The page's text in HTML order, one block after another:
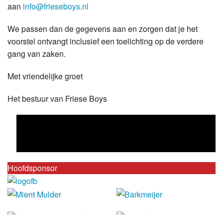
aan info@frieseboys.nl
We passen dan de gegevens aan en zorgen dat je het
voorstel ontvangt inclusief een toelichting op de verdere
gang van zaken.
Met vriendelijke groet
Het bestuur van Friese Boys
Hoofdsponsor